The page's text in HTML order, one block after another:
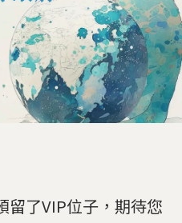
留了VIP位子，期待您